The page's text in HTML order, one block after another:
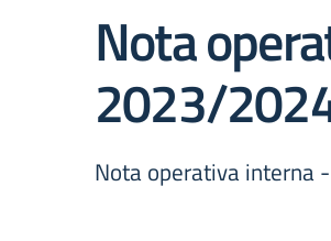
Nota
2023/
Nota operativa interna